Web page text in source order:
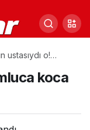
ustasıydı o!
koca
0 Paylaş